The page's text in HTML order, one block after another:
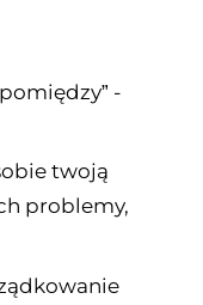
-
twoją
problemy,